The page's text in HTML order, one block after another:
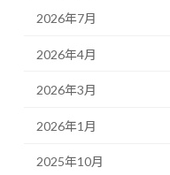
2026年7月
2026年4月
2026年3月
2026年1月
2025年10月